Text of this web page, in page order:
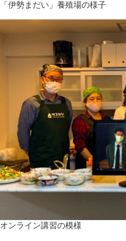
「伊勢まだい」養殖場の様子
オンライン講習の模様